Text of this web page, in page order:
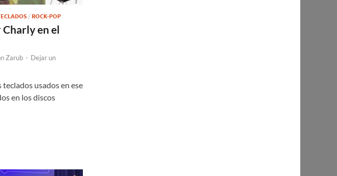
/ ROCK-POP
Charly en el
Zarub - Dejar un
usados en ese
en los discos